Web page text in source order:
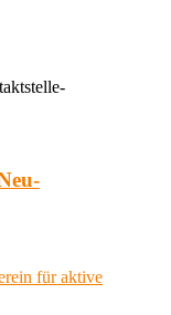
für aktive